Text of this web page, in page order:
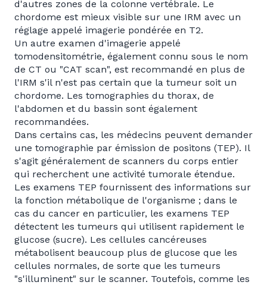
d'autres zones de la colonne vertébrale. Le
chordome est mieux visible sur une IRM avec un
réglage appelé imagerie pondérée en T2.
Un autre examen d'imagerie appelé
tomodensitométrie, également connu sous le nom
de CT ou "CAT scan", est recommandé en plus de
l'IRM s'il n'est pas certain que la tumeur soit un
chordome. Les tomographies du thorax, de
l'abdomen et du bassin sont également
recommandées.
Dans certains cas, les médecins peuvent demander
une tomographie par émission de positons (TEP). Il
s'agit généralement de scanners du corps entier
qui recherchent une activité tumorale étendue.
Les examens TEP fournissent des informations sur
la fonction métabolique de l'organisme ; dans le
cas du cancer en particulier, les examens TEP
détectent les tumeurs qui utilisent rapidement le
glucose (sucre). Les cellules cancéreuses
métabolisent beaucoup plus de glucose que les
cellules normales, de sorte que les tumeurs
"s'illuminent" sur le scanner. Toutefois, comme les